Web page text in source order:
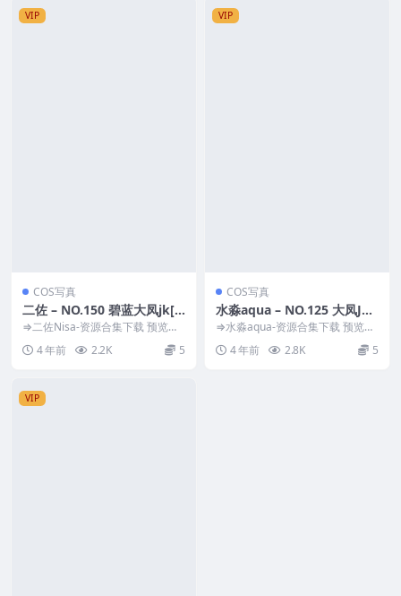
VIP
COS写真
二佐 – NO.150 碧蓝大凤jk[2
1P-579MB]
⇒二佐Nisa-资源合集下载 预览图
片 资源简介 「资源名称」：二佐
– NO....
4 年前 2.2K 5
VIP
COS写真
水淼aqua – NO.125 大凤JK
[71P-87MB]
⇒水淼aqua-资源合集下载 预览图
片 资源简介 「资源名称」：水淼a
qua –...
4 年前 2.8K 5
VIP